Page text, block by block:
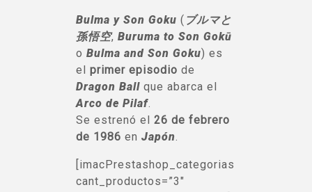
Bulma y Son Goku ( ブルマと
孫悟空, Buruma to Son Gokū
o Bulma and Son Goku) es
el primer episodio de
Dragon Ball que abarca el
Arco de Pilaf.
Se estrenó el 26 de febrero
de 1986 en Japón.
[imacPrestashop_categorias
cant_productos=”3″